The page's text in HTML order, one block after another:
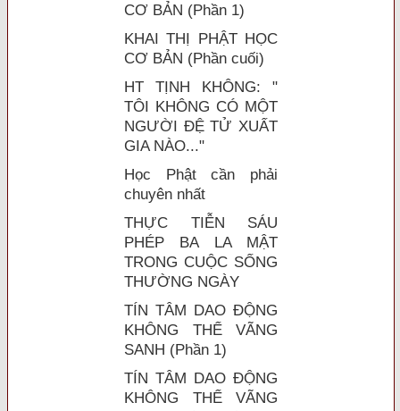
CƠ BẢN (Phần 1)
KHAI THỊ PHẬT HỌC
CƠ BẢN (Phần cuối)
HT TỊNH KHÔNG: "
TÔI KHÔNG CÓ MỘT
NGƯỜI ĐỆ TỬ XUẤT
GIA NÀO..."
Học Phật cần phải
chuyên nhất
THỰC TIỄN SÁU
PHÉP BA LA MẬT
TRONG CUỘC SỐNG
THƯỜNG NGÀY
TÍN TÂM DAO ĐỘNG
KHÔNG THỂ VÃNG
SANH (Phần 1)
TÍN TÂM DAO ĐỘNG
KHÔNG THỂ VÃNG